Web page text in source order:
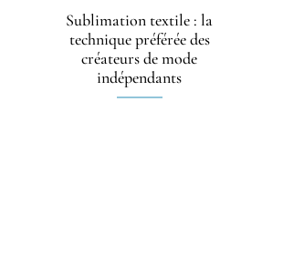
Sublimation textile : la
technique préférée des
créateurs de mode
indépendants